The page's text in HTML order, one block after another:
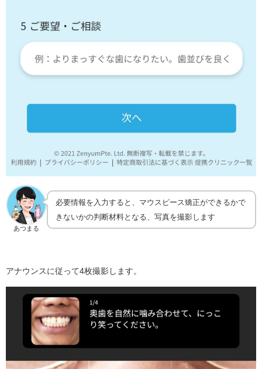
あつまる
必要情報を入力すると、マウスピース矯正ができるかで
きないかの判断材料となる、写真を撮影します
アナウンスに従って4枚撮影します。